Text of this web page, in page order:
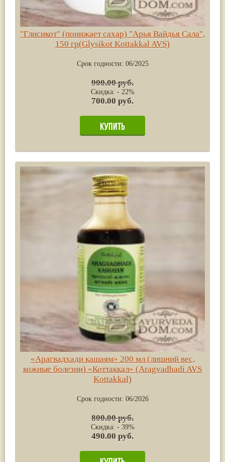
"Глисикот" (понижает сахар) "Арья Вайдья Сала",
150 гр(Glysikot Kottakkal AVS)
Срок годности: 06/2025
900.00 руб.
Скидка: - 22%
700.00 руб.
«Арагвадхади кашаям» 200 мл (лишний вес,
кожные болезни) «Коттаккал» (Aragvadhadi AVS
Kottakkal)
Срок годности: 06/2026
800.00 руб.
Скидка: - 39%
490.00 руб.